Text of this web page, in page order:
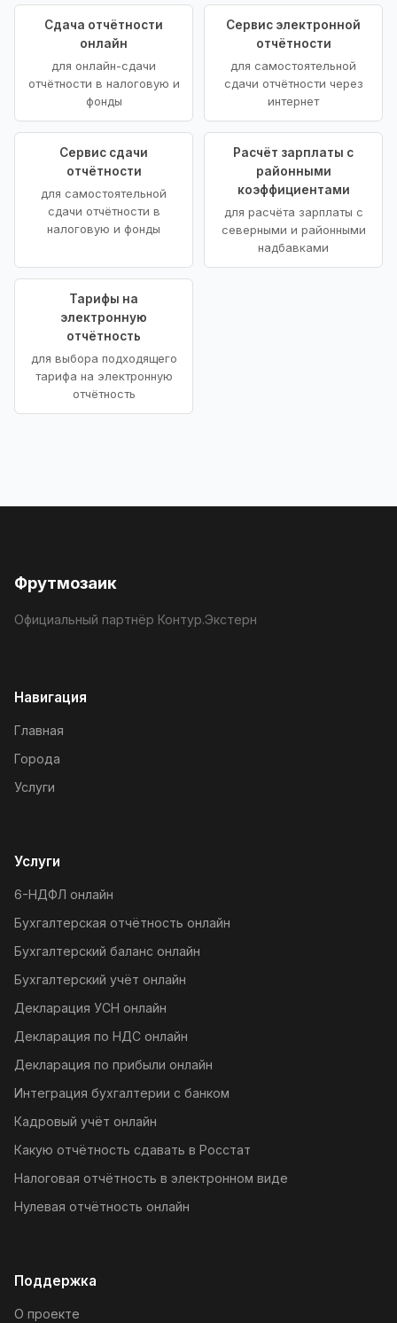
Сдача отчётности
онлайн
для онлайн-сдачи
отчётности в налоговую и
фонды
Сервис электронной
отчётности
для самостоятельной
сдачи отчётности через
интернет
Сервис сдачи
отчётности
для самостоятельной
сдачи отчётности в
налоговую и фонды
Расчёт зарплаты с
районными
коэффициентами
для расчёта зарплаты с
северными и районными
надбавками
Тарифы на
электронную
отчётность
для выбора подходящего
тарифа на электронную
отчётность
Фрутмозаик
Официальный партнёр Контур.Экстерн
Навигация
Главная
Города
Услуги
Услуги
6-НДФЛ онлайн
Бухгалтерская отчётность онлайн
Бухгалтерский баланс онлайн
Бухгалтерский учёт онлайн
Декларация УСН онлайн
Декларация по НДС онлайн
Декларация по прибыли онлайн
Интеграция бухгалтерии с банком
Кадровый учёт онлайн
Какую отчётность сдавать в Росстат
Налоговая отчётность в электронном виде
Нулевая отчётность онлайн
Поддержка
О проекте